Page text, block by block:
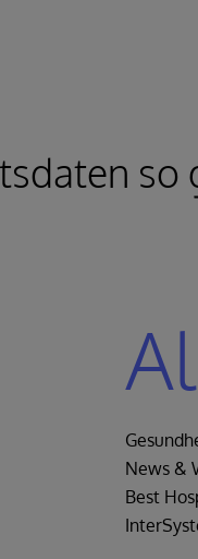
so
News &
Best